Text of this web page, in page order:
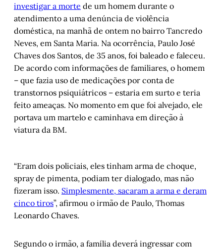
investigar a morte de um homem durante o
atendimento a uma denúncia de violência
doméstica, na manhã de ontem no bairro Tancredo
Neves, em Santa Maria. Na ocorrência, Paulo José
Chaves dos Santos, de 35 anos, foi baleado e faleceu.
De acordo com informações de familiares, o homem
– que fazia uso de medicações por conta de
transtornos psiquiátricos – estaria em surto e teria
feito ameaças. No momento em que foi alvejado, ele
portava um martelo e caminhava em direção à
viatura da BM.
“Eram dois policiais, eles tinham arma de choque,
spray de pimenta, podiam ter dialogado, mas não
fizeram isso. Simplesmente, sacaram a arma e deram
cinco tiros”, afirmou o irmão de Paulo, Thomas
Leonardo Chaves.
Segundo o irmão, a família deverá ingressar com